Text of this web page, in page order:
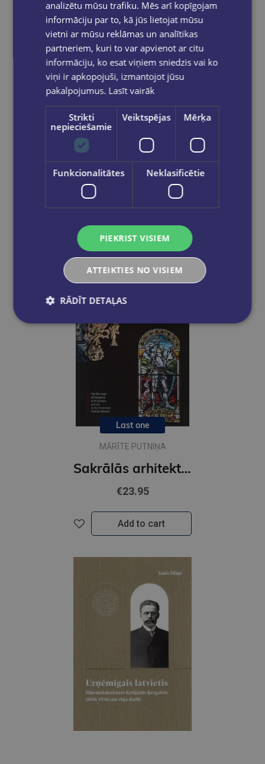
GINTS APALS
Latvija svešā varā. Īsa oupācijas vēsture
Last one
MĀRĪTE PUTNIŅA
Sakrālās arhitektūras un mākslas mantojums vēsturiskajā Kuldīgas rajonā
€23.95
Add to cart
analizētu mūsu trafiku. Mēs arī kopīgojam
informāciju par to, kā jūs lietojat mūsu
vietni ar mūsu reklāmas un analītikas
partneriem, kuri to var apvienot ar citu
informāciju, ko esat viņiem sniedzis vai ko
viņi ir apkopojuši, izmantojot jūsu
pakalpojumus. Lasīt vairāk
Strikti
nepieciešamie
Veiktspējas Mērķa
Funkcionalitātes Neklasificētie
PIEKRIST VISIEM
ATTEIKTIES NO VISIEM
RĀDĪT DETAĻAS